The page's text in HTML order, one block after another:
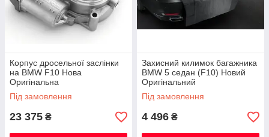
Корпус дросельної заслінки
на BMW F10 Нова
Оригінальна
Під замовлення
23 375 ₴
Захисний килимок багажника
BMW 5 седан (F10) Новий
Оригінальний
Під замовлення
4 496 ₴